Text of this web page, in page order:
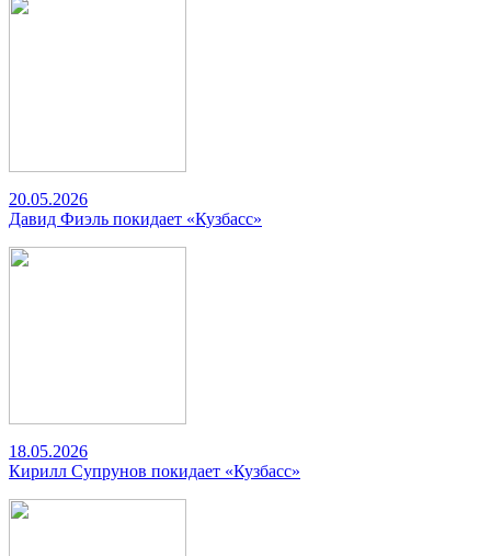
20.05.2026
Давид Фиэль покидает «Кузбасс»
18.05.2026
Кирилл Супрунов покидает «Кузбасс»